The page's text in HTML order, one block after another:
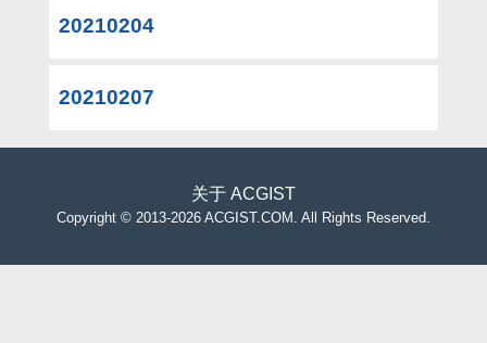
20210204
20210207
关于 ACGIST
Copyright © 2013-2026 ACGIST.COM. All Rights Reserved.